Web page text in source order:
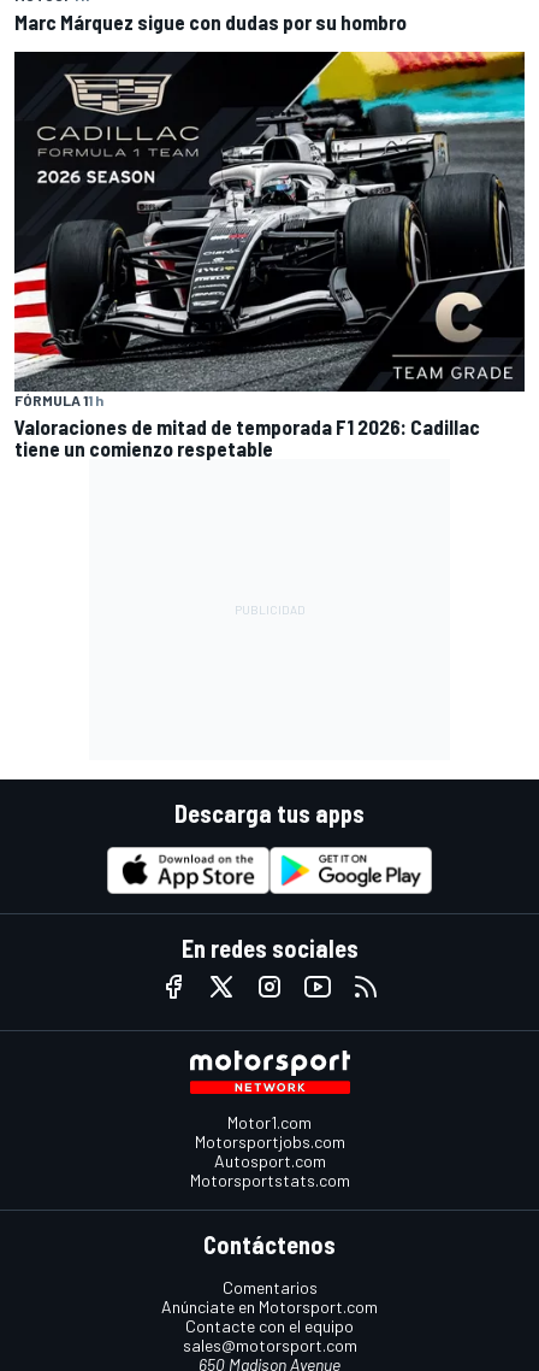
Marc Márquez sigue con dudas por su hombro
FÓRMULA 11 h
Valoraciones de mitad de temporada F1 2026: Cadillac
tiene un comienzo respetable
Descarga tus apps
En redes sociales
Motor1.com
Motorsportjobs.com
Autosport.com
Motorsportstats.com
Contáctenos
Comentarios
Anúnciate en Motorsport.com
Contacte con el equipo
sales@motorsport.com
650 Madison Avenue